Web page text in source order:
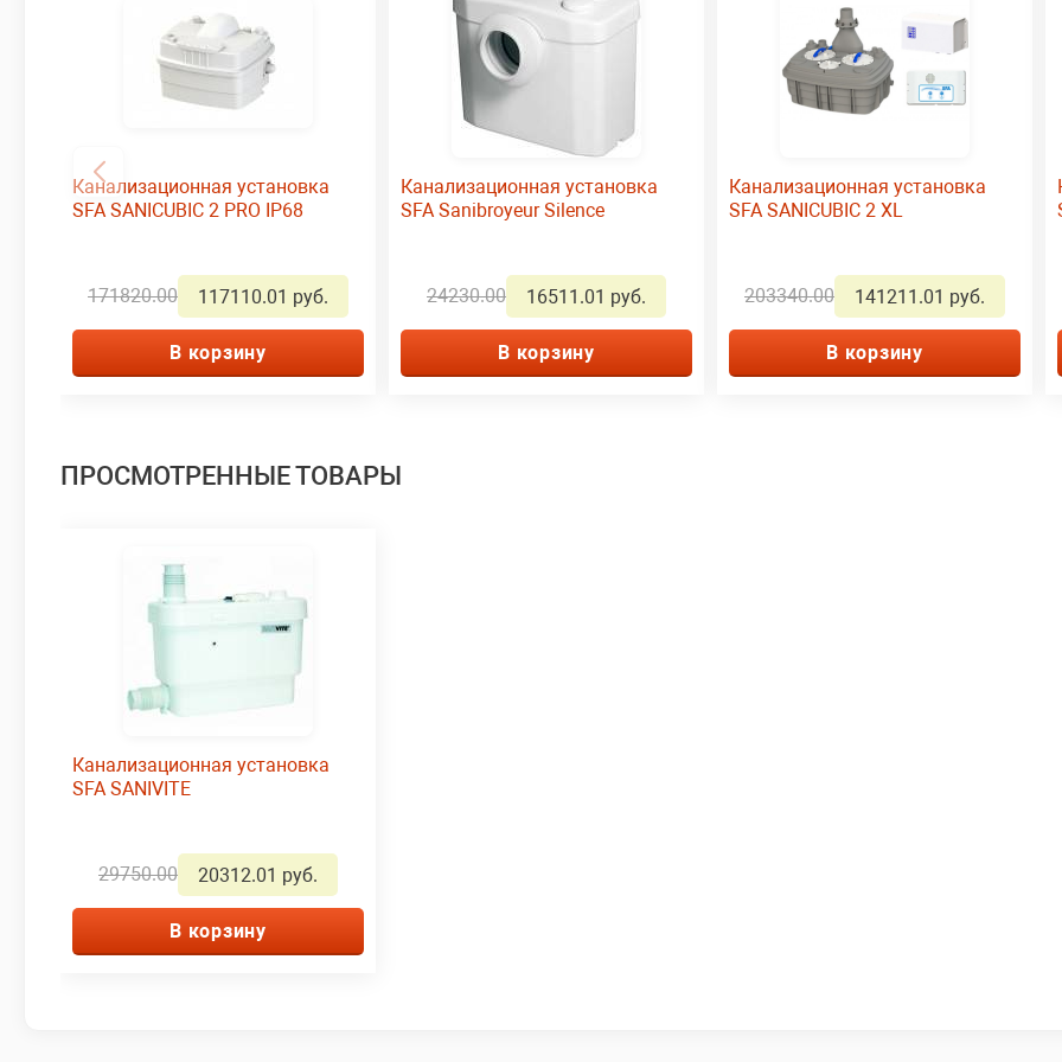
Канализационная установка
SFA SANICUBIC 2 PRO IP68
171820.00 117110.01 руб.
В корзину
Канализационная установка
SFA Sanibroyeur Silence
24230.00 16511.01 руб.
В корзину
Канализационная установка
SFA SANICUBIC 2 XL
203340.00 141211.01 руб.
В корзину
ПРОСМОТРЕННЫЕ ТОВАРЫ
Канализационная установка
SFA SANIVITE
29750.00 20312.01 руб.
В корзину